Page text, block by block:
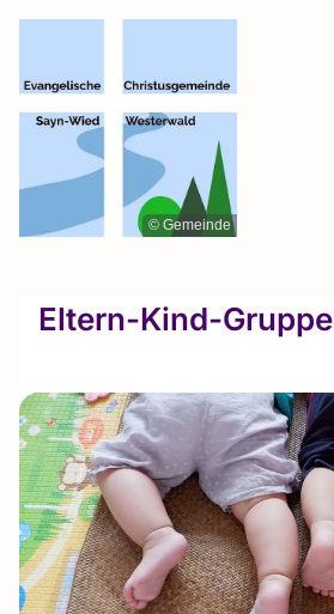
© Gemeinde
Eltern-Kind-Gruppe